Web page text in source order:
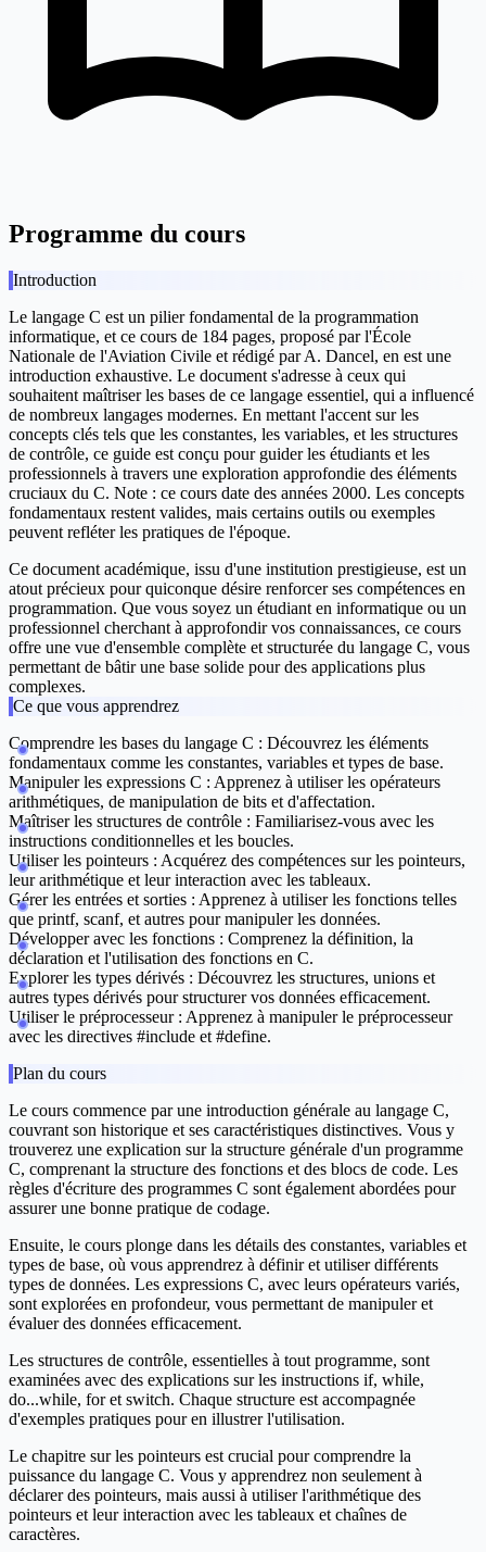
Programme du cours
Introduction
Le langage C est un pilier fondamental de la programmation
informatique, et ce cours de 184 pages, proposé par l'École
Nationale de l'Aviation Civile et rédigé par A. Dancel, en est une
introduction exhaustive. Le document s'adresse à ceux qui
souhaitent maîtriser les bases de ce langage essentiel, qui a influencé
de nombreux langages modernes. En mettant l'accent sur les
concepts clés tels que les constantes, les variables, et les structures
de contrôle, ce guide est conçu pour guider les étudiants et les
professionnels à travers une exploration approfondie des éléments
cruciaux du C. Note : ce cours date des années 2000. Les concepts
fondamentaux restent valides, mais certains outils ou exemples
peuvent refléter les pratiques de l'époque.
Ce document académique, issu d'une institution prestigieuse, est un
atout précieux pour quiconque désire renforcer ses compétences en
programmation. Que vous soyez un étudiant en informatique ou un
professionnel cherchant à approfondir vos connaissances, ce cours
offre une vue d'ensemble complète et structurée du langage C, vous
permettant de bâtir une base solide pour des applications plus
complexes.
Ce que vous apprendrez
Comprendre les bases du langage C : Découvrez les éléments
fondamentaux comme les constantes, variables et types de base.
Manipuler les expressions C : Apprenez à utiliser les opérateurs
arithmétiques, de manipulation de bits et d'affectation.
Maîtriser les structures de contrôle : Familiarisez-vous avec les
instructions conditionnelles et les boucles.
Utiliser les pointeurs : Acquérez des compétences sur les pointeurs,
leur arithmétique et leur interaction avec les tableaux.
Gérer les entrées et sorties : Apprenez à utiliser les fonctions telles
que printf, scanf, et autres pour manipuler les données.
Développer avec les fonctions : Comprenez la définition, la
déclaration et l'utilisation des fonctions en C.
Explorer les types dérivés : Découvrez les structures, unions et
autres types dérivés pour structurer vos données efficacement.
Utiliser le préprocesseur : Apprenez à manipuler le préprocesseur
avec les directives #include et #define.
Plan du cours
Le cours commence par une introduction générale au langage C,
couvrant son historique et ses caractéristiques distinctives. Vous y
trouverez une explication sur la structure générale d'un programme
C, comprenant la structure des fonctions et des blocs de code. Les
règles d'écriture des programmes C sont également abordées pour
assurer une bonne pratique de codage.
Ensuite, le cours plonge dans les détails des constantes, variables et
types de base, où vous apprendrez à définir et utiliser différents
types de données. Les expressions C, avec leurs opérateurs variés,
sont explorées en profondeur, vous permettant de manipuler et
évaluer des données efficacement.
Les structures de contrôle, essentielles à tout programme, sont
examinées avec des explications sur les instructions if, while,
do...while, for et switch. Chaque structure est accompagnée
d'exemples pratiques pour en illustrer l'utilisation.
Le chapitre sur les pointeurs est crucial pour comprendre la
puissance du langage C. Vous y apprendrez non seulement à
déclarer des pointeurs, mais aussi à utiliser l'arithmétique des
pointeurs et leur interaction avec les tableaux et chaînes de
caractères.